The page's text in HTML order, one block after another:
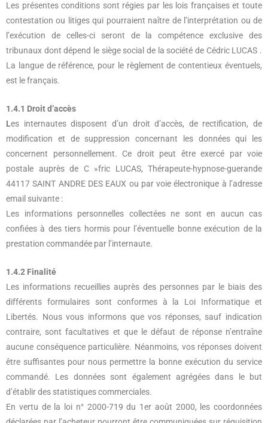
Les présentes conditions sont régies par les lois françaises et toute
contestation ou litiges qui pourraient naître de l’interprétation ou de
l’exécution de celles-ci seront de la compétence exclusive des
tribunaux dont dépend le siège social de la société de Cédric LUCAS .
La langue de référence, pour le règlement de contentieux éventuels,
est le français.
1.4.1 Droit d’accès
Les internautes disposent d’un droit d’accès, de rectification, de
modification et de suppression concernant les données qui les
concernent personnellement. Ce droit peut être exercé par voie
postale auprès de C »fric LUCAS, Thérapeute-hypnose-guerande
44117 SAINT ANDRE DES EAUX ou par voie électronique à l’adresse
email suivante :
Les informations personnelles collectées ne sont en aucun cas
confiées à des tiers hormis pour l’éventuelle bonne exécution de la
prestation commandée par l’internaute.
1.4.2 Finalité
Les informations recueillies auprès des personnes par le biais des
différents formulaires sont conformes à la Loi Informatique et
Libertés. Nous vous informons que vos réponses, sauf indication
contraire, sont facultatives et que le défaut de réponse n’entraîne
aucune conséquence particulière. Néanmoins, vos réponses doivent
être suffisantes pour nous permettre la bonne exécution du service
commandé. Les données sont également agrégées dans le but
d’établir des statistiques commerciales.
En vertu de la loi n° 2000-719 du 1er août 2000, les coordonnées